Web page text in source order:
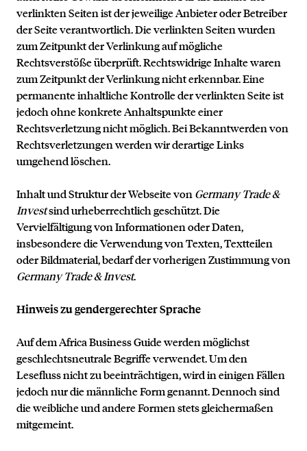
verlinkten Seiten ist der jeweilige Anbieter oder Betreiber
der Seite verantwortlich. Die verlinkten Seiten wurden
zum Zeitpunkt der Verlinkung auf mögliche
Rechtsverstöße überprüft. Rechtswidrige Inhalte waren
zum Zeitpunkt der Verlinkung nicht erkennbar. Eine
permanente inhaltliche Kontrolle der verlinkten Seite ist
jedoch ohne konkrete Anhaltspunkte einer
Rechtsverletzung nicht möglich. Bei Bekanntwerden von
Rechtsverletzungen werden wir derartige Links
umgehend löschen.
Inhalt und Struktur der Webseite von Germany Trade &
Investsind urheberrechtlich geschützt. Die
Vervielfältigung von Informationen oder Daten,
insbesondere die Verwendung von Texten, Textteilen
oder Bildmaterial, bedarf der vorherigen Zustimmung von
Germany Trade & Invest.
Hinweis zu gendergerechter Sprache
Auf dem Africa Business Guide werden möglichst
geschlechtsneutrale Begriffe verwendet. Um den
Lesefluss nicht zu beeinträchtigen, wird in einigen Fällen
jedoch nur die männliche Form genannt. Dennoch sind
die weibliche und andere Formen stets gleichermaßen
mitgemeint.